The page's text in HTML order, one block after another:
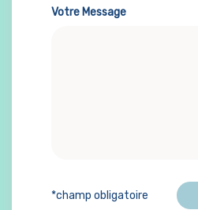
Votre Message
*champ obligatoire